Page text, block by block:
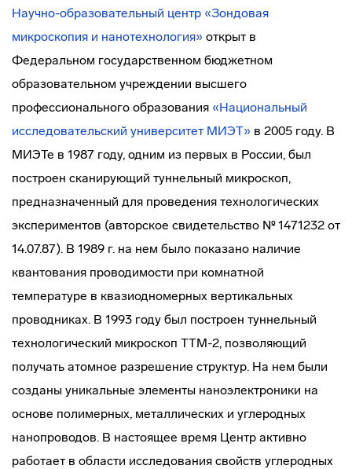
Научно-образовательный центр «Зондовая
микроскопия и нанотехнология» открыт в
Федеральном государственном бюджетном
образовательном учреждении высшего
профессионального образования «Национальный
исследовательский университет МИЭТ» в 2005 году. В
МИЭТе в 1987 году, одним из первых в России, был
построен сканирующий туннельный микроскоп,
предназначенный для проведения технологических
экспериментов (авторское свидетельство № 1471232 от
14.07.87). В 1989 г. на нем было показано наличие
квантования проводимости при комнатной
температуре в квазиодномерных вертикальных
проводниках. В 1993 году был построен туннельный
технологический микроскоп ТТМ-2, позволяющий
получать атомное разрешение структур. На нем были
созданы уникальные элементы наноэлектроники на
основе полимерных, металлических и углеродных
нанопроводов. В настоящее время Центр активно
работает в области исследования свойств углеродных